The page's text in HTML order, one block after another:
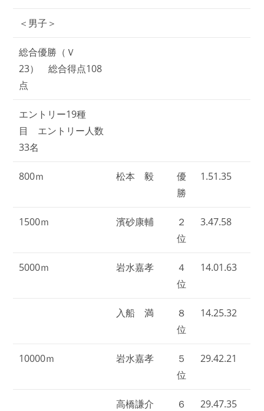
＜男子＞
総合優勝（Ｖ
23） 総合得点108
点
エントリー19種
目 エントリー人数
33名
800ｍ 松本 毅
優
勝
1.51.35
1500ｍ 濱砂康輔
２
位
3.47.58
5000ｍ 岩水嘉孝
４
位
14.01.63
入船 満
８
位
14.25.32
10000ｍ 岩水嘉孝
５
位
29.42.21
高橋謙介
６
29.47.35